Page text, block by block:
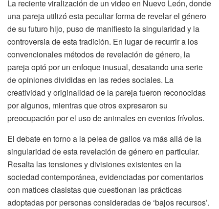
La reciente viralización de un video en Nuevo León, donde
una pareja utilizó esta peculiar forma de revelar el género
de su futuro hijo, puso de manifiesto la singularidad y la
controversia de esta tradición. En lugar de recurrir a los
convencionales métodos de revelación de género, la
pareja optó por un enfoque inusual, desatando una serie
de opiniones divididas en las redes sociales. La
creatividad y originalidad de la pareja fueron reconocidas
por algunos, mientras que otros expresaron su
preocupación por el uso de animales en eventos frívolos.
El debate en torno a la pelea de gallos va más allá de la
singularidad de esta revelación de género en particular.
Resalta las tensiones y divisiones existentes en la
sociedad contemporánea, evidenciadas por comentarios
con matices clasistas que cuestionan las prácticas
adoptadas por personas consideradas de ‘bajos recursos’.